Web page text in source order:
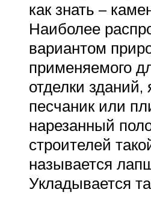
как знать –
Наиболее
вариантом
применяемого
отделки зданий,
песчаник или
нарезанный
строителей
называется
Укладывается